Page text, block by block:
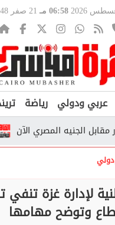
06:58 مـ 21 صفر 1448
عربي ودولي رياضة
الجنيه المصري الآن
لإدارة غزة
وتوضح مهامها